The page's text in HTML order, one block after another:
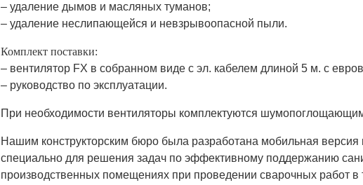
– удаление дымов и масляных туманов;
– удаление неслипающейся и невзрывоопасной пыли.
Комплект поставки:
– вентилятор FX в собранном виде с эл. кабелем длиной 5 м. с
– руководство по эксплуатации.
При необходимости вентиляторы комплектуются
Нашим конструкторским бюро была разработана мобильная версия
специально для решения задач по эффективному поддержанию
производственных помещениях при проведении сварочных работ в